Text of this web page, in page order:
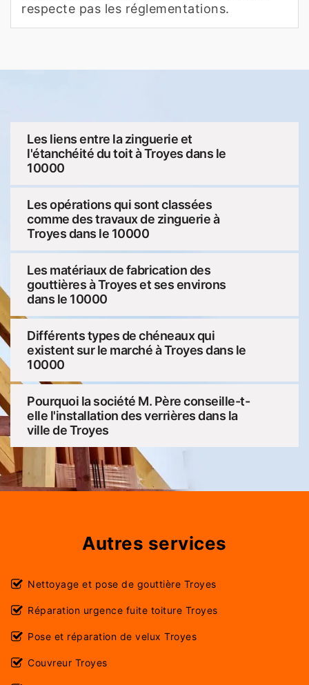
respecte pas les réglementations.
Les liens entre la zinguerie et
l'étanchéité du toit à Troyes dans le
10000
Les opérations qui sont classées
comme des travaux de zinguerie à
Troyes dans le 10000
Les matériaux de fabrication des
gouttières à Troyes et ses environs
dans le 10000
Différents types de chéneaux qui
existent sur le marché à Troyes dans le
10000
Pourquoi la société M. Père conseille-t-
elle l'installation des verrières dans la
ville de Troyes
Autres services
Nettoyage et pose de gouttière Troyes
Réparation urgence fuite toiture Troyes
Pose et réparation de velux Troyes
Couvreur Troyes